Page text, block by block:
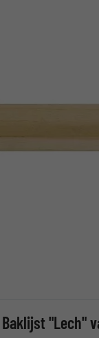
Baklijst "Lech"